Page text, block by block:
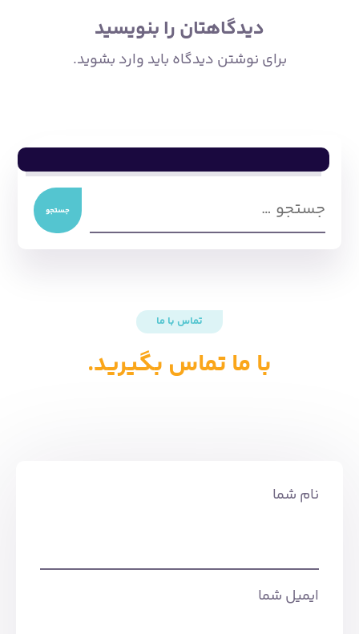
دیدگاهتان را بنویسید
برای نوشتن دیدگاه باید وارد بشوید.
جستجو
تماس با ما
با ما تماس بگیرید.
نام شما
ایمیل شما